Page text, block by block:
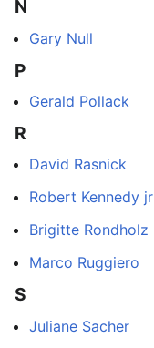
N
Gary Null
P
Gerald Pollack
R
David Rasnick
Robert Kennedy jr
Brigitte Rondholz
Marco Ruggiero
S
Juliane Sacher